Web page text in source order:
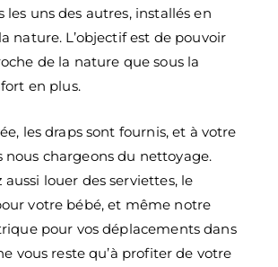
les uns des autres, installés en
nature. L’objectif est de pouvoir
de la nature que sous la
en plus.
les draps sont fournis, et à votre
nous chargeons du nettoyage.
aussi louer des serviettes, le
votre bébé, et même notre
pour vos déplacements dans
vous reste qu’à profiter de votre